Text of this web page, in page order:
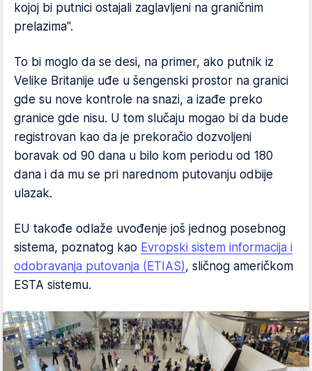
kojoj bi putnici ostajali zaglavljeni na graničnim
prelazima".
To bi moglo da se desi, na primer, ako putnik iz
Velike Britanije uđe u šengenski prostor na granici
gde su nove kontrole na snazi, a izađe preko
granice gde nisu. U tom slučaju mogao bi da bude
registrovan kao da je prekoračio dozvoljeni
boravak od 90 dana u bilo kom periodu od 180
dana i da mu se pri narednom putovanju odbije
ulazak.
EU takođe odlaže uvođenje još jednog posebnog
sistema, poznatog kao Evropski sistem informacija i
odobravanja putovanja (ETIAS), sličnog američkom
ESTA sistemu.